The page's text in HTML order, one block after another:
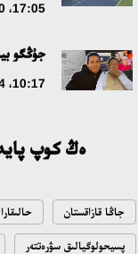
مەملەكەت باسشىسى
التىن وردا تاريحىن
قازاقستان ۇقك: ۋاقىت
17:05، 20 قىركۇيەك 2025
جۇڭگو
10:17، 14 تامىز 2025
ەڭ كوپ
جاڭا قازاقستان
پسيحولوگيالىق سۋرەتتەر